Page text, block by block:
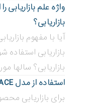
واژه علم بازاریابی
بازاریابی؟
آیا با مفهوم
بازاریابی استفاده
بازاریابی؟ سالها
استفاده از مدل RACE در بازاریابی دیجیتال
برای بازاریابی